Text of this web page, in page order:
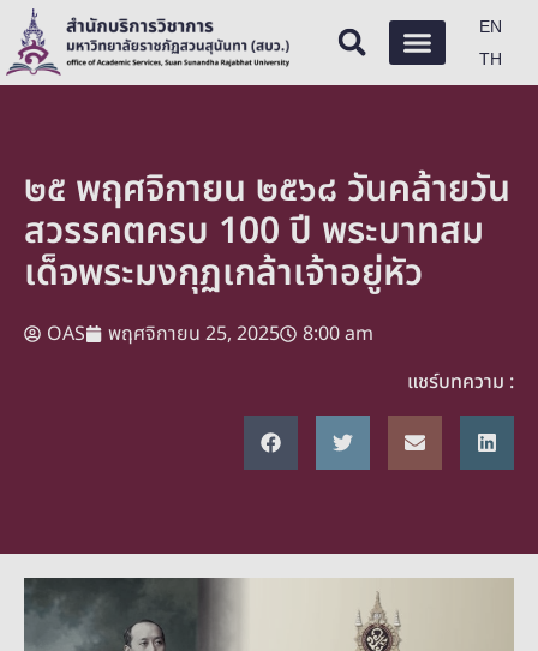
EN
TH
๒๕ พฤศจิกายน ๒๕๖๘ วันคล้ายวัน
สวรรคตครบ 100 ปี พระบาทสม
เด็จพระมงกุฏเกล้าเจ้าอยู่หัว
OAS พฤศจิกายน 25, 2025
8:00 am
แชร์บทความ :